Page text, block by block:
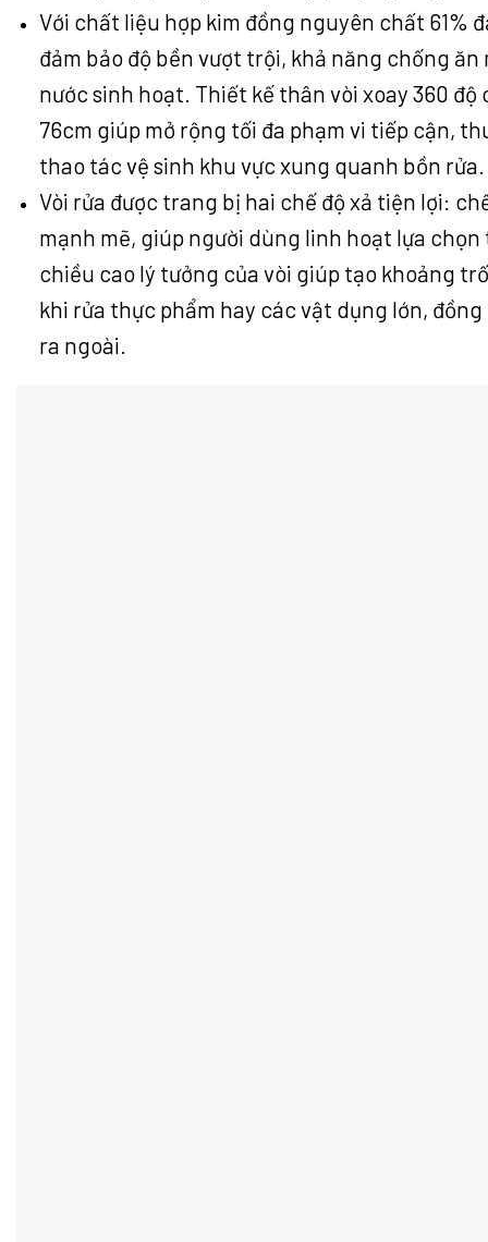
Với chất liệu hợp kim đồng nguyên chất 61%
đảm bảo độ bền vượt trội, khả năng chống
nước sinh hoạt. Thiết kế thân vòi xoay 360
76cm giúp mở rộng tối đa phạm vi tiếp cận,
thao tác vệ sinh khu vực xung quanh bồn rửa.
Vòi rửa được trang bị hai chế độ xả tiện lợi:
mạnh mẽ, giúp người dùng linh hoạt lựa
chiều cao lý tưởng của vòi giúp tạo khoảng
khi rửa thực phẩm hay các vật dụng lớn,
ra ngoài.